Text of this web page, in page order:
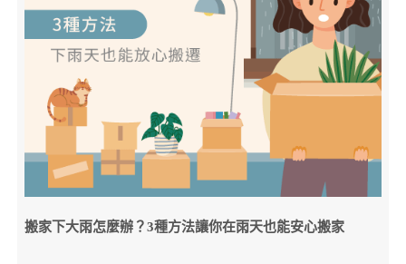
搬家下大雨怎麼辦？3種方法讓你在雨天也能安心搬家